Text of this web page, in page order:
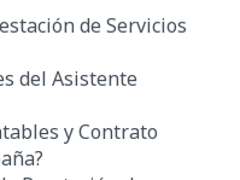
de Servicios
del Asistente
y Contrato